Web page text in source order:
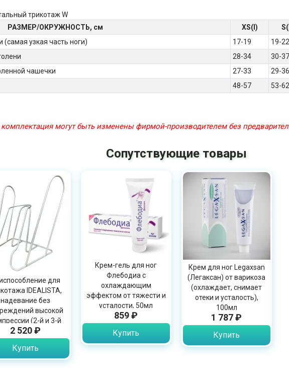
трикотаж W
РАЗМЕР/ОКРУЖНОСТЬ, см
XS(I)
узкая часть ноги)
17-19 19-22
28-34 30-37
чашечки
27-33 29-36
48-57 53-62
могут быть изменены фирмой-производителем без
Сопутствующие товары
для
IDEALISTA,
надевание без
высокой
(2-й и 3-й
OPT ID-01
2 520 ₽
Купить
Крем-гель для ног
Флебодиа с
охлаждающим
эффектом от тяжести и
усталости, 50мл
859 ₽
Купить
Крем для ног Legaxsan
(Легаксан) от варикоза
(охлаждает, снимает
отеки и усталость),
100мл
1 787 ₽
Купить